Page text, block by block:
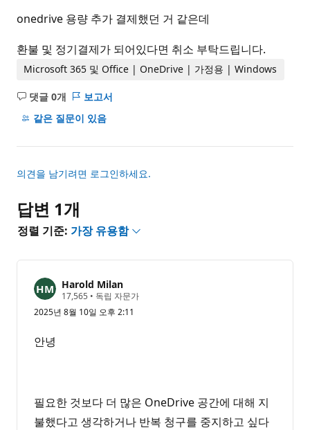
트
onedrive 용량 추가 결제했던 거 같은데
환불 및 정기결제가 되어있다면 취소 부탁드립니다.
Microsoft 365 및 Office | OneDrive | 가정용 | Windows
댓글 0개
설
명
음
보고서
같은 질문이 있음
의견을 남기려면 로그인하세요.
답변 1개
정렬 기준: 가장 유용함
Harold Milan
17,565 평
포
• 독립 자문가
2025년 8월 10일 오후 2:11
안녕
필요한 것보다 더 많은 OneDrive 공간에 대해 지
불했다고 생각하거나 반복 청구를 중지하고 싶다